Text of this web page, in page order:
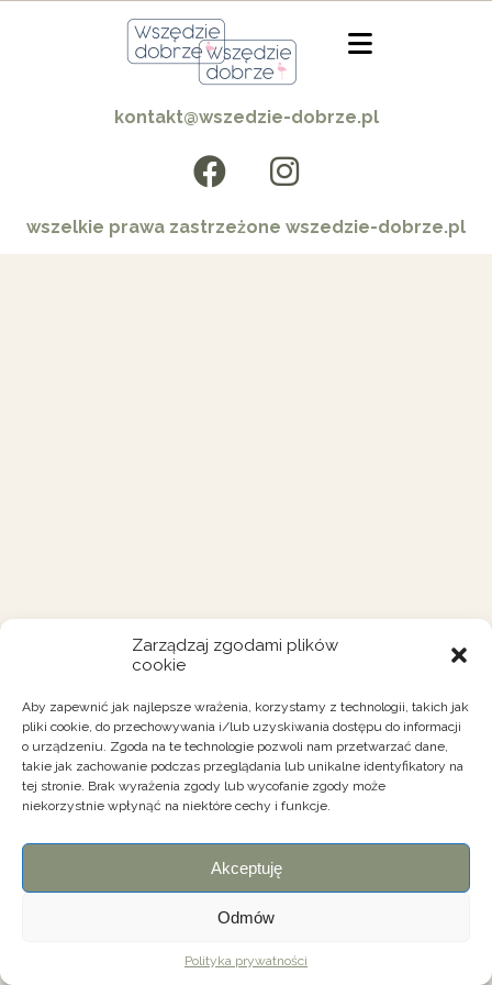
Zarządzaj zgodami plików
cookie
Aby zapewnić jak najlepsze wrażenia, korzystamy z technologii, takich jak
pliki cookie, do przechowywania i/lub uzyskiwania dostępu do informacji
o urządzeniu. Zgoda na te technologie pozwoli nam przetwarzać dane,
takie jak zachowanie podczas przeglądania lub unikalne identyfikatory na
tej stronie. Brak wyrażenia zgody lub wycofanie zgody może
niekorzystnie wpłynąć na niektóre cechy i funkcje.
Akceptuję
Odmów
Polityka prywatności
kontakt@wszedzie-dobrze.pl
wszelkie prawa zastrzeżone wszedzie-dobrze.pl